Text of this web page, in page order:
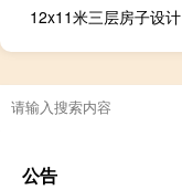
12x11米三层房子设计
公告